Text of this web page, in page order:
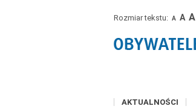
Rozmiar tekstu: A A A
AKTUALNOŚCI